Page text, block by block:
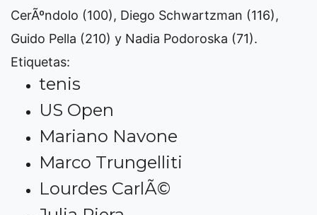
CerÃºndolo (100), Diego Schwartzman (116),
Guido Pella (210) y Nadia Podoroska (71).
Etiquetas:
tenis
US Open
Mariano Navone
Marco Trungelliti
Lourdes CarlÃ©